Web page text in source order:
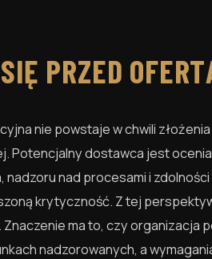
PRZED
nie powstaje w chwili
Potencjalny dostawca jest
nad procesami i
krytyczność. Z tej
ma to, czy organizacja
nadzorowanych, a